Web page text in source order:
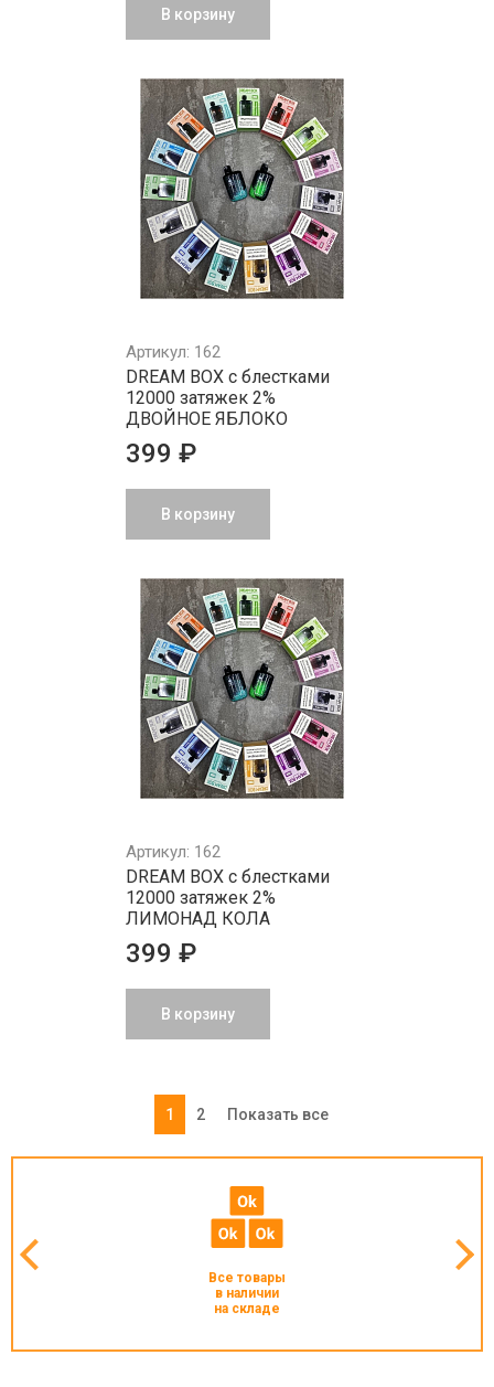
В корзину
Артикул: 162
DREAM BOX с блестками
12000 затяжек 2%
ДВОЙНОЕ ЯБЛОКО
399 ₽
В корзину
Артикул: 162
DREAM BOX с блестками
12000 затяжек 2%
ЛИМОНАД КОЛА
399 ₽
В корзину
1 2 Показать все
Все товары
в наличии
на складе